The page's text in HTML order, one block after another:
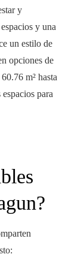
y
y una
un estilo de
opciones de
m² hasta
para